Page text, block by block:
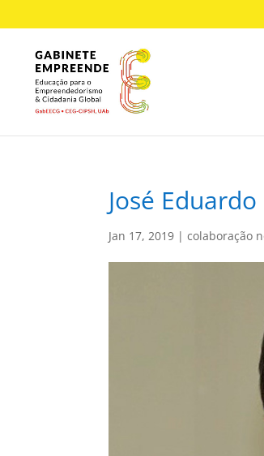
José
Jan 17, 2019 |colaboração